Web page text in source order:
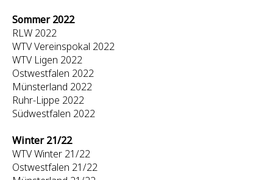
Sommer 2022
RLW 2022
WTV Vereinspokal 2022
WTV Ligen 2022
Ostwestfalen 2022
Münsterland 2022
Ruhr-Lippe 2022
Südwestfalen 2022
Winter 21/22
WTV Winter 21/22
Ostwestfalen 21/22